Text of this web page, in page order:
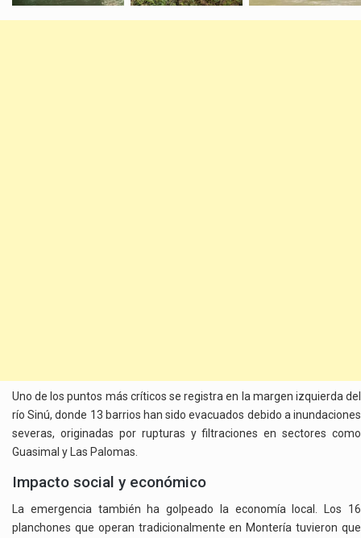
Uno de los puntos más críticos se registra en la margen izquierda del
río Sinú, donde 13 barrios han sido evacuados debido a inundaciones
severas, originadas por rupturas y filtraciones en sectores como
Guasimal y Las Palomas.
Impacto social y económico
La emergencia también ha golpeado la economía local. Los 16
planchones que operan tradicionalmente en Montería tuvieron que